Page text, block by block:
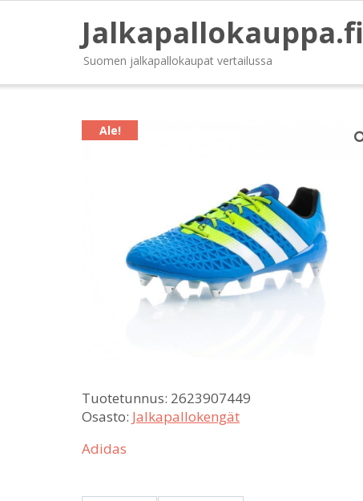
Jalkapallokauppa.fi
Suomen jalkapallokaupat vertailussa
Ale!
Tuotetunnus: 2623907449
Osasto: Jalkapallokengät
Adidas